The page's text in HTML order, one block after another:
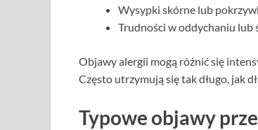
Wysypki skórne lub
Trudności w oddychaniu lub
Objawy alergii mogą różnić się
Często utrzymują się tak długo, jak
Typowe objawy